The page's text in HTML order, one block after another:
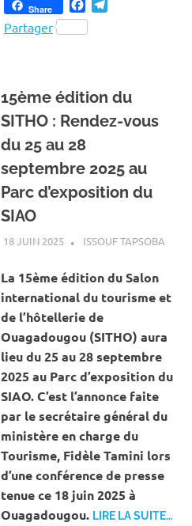
Share Facebook
Partager
15ème édition du
SITHO : Rendez-vous
du 25 au 28
septembre 2025 au
Parc d’exposition du
SIAO
18 JUIN 2025 ISSOUF TAPSOBA
La 15ème édition du Salon
international du tourisme et
de l’hôtellerie de
Ouagadougou (SITHO) aura
lieu du 25 au 28 septembre
2025 au Parc d’exposition du
SIAO. C’est l’annonce faite
par le secrétaire général du
ministère en charge du
Tourisme, Fidèle Tamini lors
d’une conférence de presse
tenue ce 18 juin 2025 à
Ouagadougou. LIRE LA SUITE…